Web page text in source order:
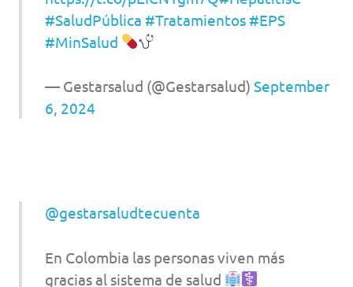
#SaludPública #Tratamientos #EPS
#MinSalud
— Gestarsalud (@Gestarsalud) September
6, 2024
@gestarsaludtecuenta
En Colombia las personas viven más
gracias al sistema de salud